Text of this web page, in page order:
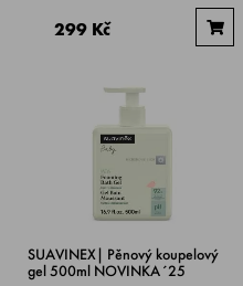
299 Kč
SUAVINEX| Pěnový koupelový
gel 500ml NOVINKA´25